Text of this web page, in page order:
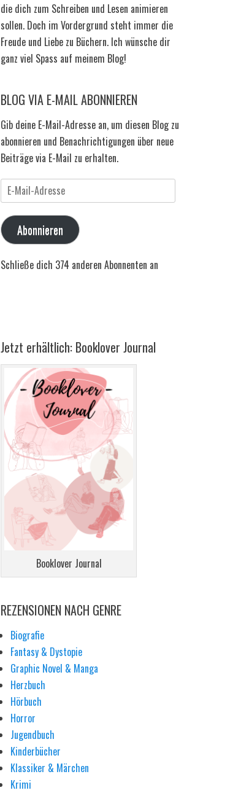
die dich zum Schreiben und Lesen animieren
sollen. Doch im Vordergrund steht immer die
Freude und Liebe zu Büchern. Ich wünsche dir
ganz viel Spass auf meinem Blog!
BLOG VIA E-MAIL ABONNIEREN
Gib deine E-Mail-Adresse an, um diesen Blog zu
abonnieren und Benachrichtigungen über neue
Beiträge via E-Mail zu erhalten.
Mail-
Adresse
Abonnieren
Schließe dich 374 anderen Abonnenten an
Jetzt erhältlich: Booklover Journal
Booklover Journal
REZENSIONEN NACH GENRE
Biografie
Fantasy & Dystopie
Graphic Novel & Manga
Herzbuch
Hörbuch
Horror
Jugendbuch
Kinderbücher
Klassiker & Märchen
Krimi